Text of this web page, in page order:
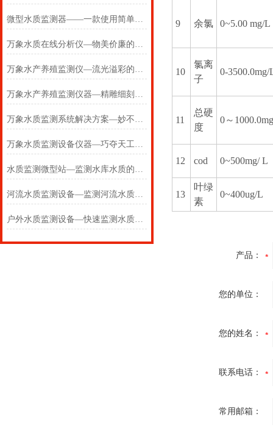
微型水质监测器——一款使用简单的水质监测站2024(万象推送)
万象水质在线分析仪—物美价廉的水质在线监测仪器#【2024+全+国+包邮】
万象水产养殖监测仪—流光溢彩的多参数水质监测仪#【2024+全+国+包邮】
万象水产养殖监测仪器—精雕细刻的水产养殖监测站#【2024+全+国+包邮】
万象水质监测系统解决方案—妙不可言的水产养殖监测系统#【2024+全+国】
万象水质监测设备仪器—巧夺天工的供水管网水质监测系统#【2024+全+国】
水质监测微型站—监测水库水质的水库水质监测设备#(2024+全+国+包邮)
河流水质监测设备—监测河流水质的河流水质在线监测系统#(2024+全+国+包邮)
户外水质监测设备—快速监测水质的水质快速监测设备#(2024+全+国+包邮)
9 余氯 0~5.00 mg/L
10
氯离
子
0-3500.0mg/
11
总硬
度
0～
12 cod 0~500mg/ L
13
叶绿
素
0~400ug/L
产品：
您的单位：
您的姓名：
联系电话：
常用邮箱：